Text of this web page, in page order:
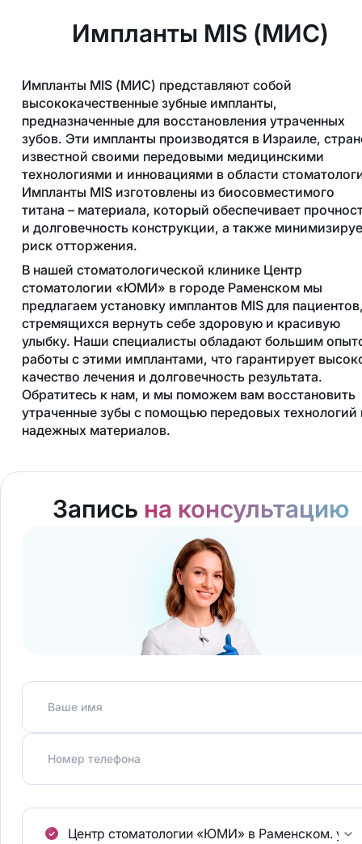
Импланты MIS (МИС)
Импланты MIS (МИС) представляют собой
высококачественные зубные импланты,
предназначенные для восстановления утраченных
зубов. Эти импланты производятся в Израиле,
известной своими передовыми медицинскими
технологиями и инновациями в области
Импланты MIS изготовлены из биосовместимого
титана – материала, который обеспечивает
и долговечность конструкции, а также
риск отторжения.
В нашей стоматологической клинике Центр
стоматологии «ЮМИ» в городе Раменском мы
предлагаем установку имплантов MIS для
стремящихся вернуть себе здоровую и красивую
улыбку. Наши специалисты обладают большим
работы с этими имплантами, что гарантирует
качество лечения и долговечность результата.
Обратитесь к нам, и мы поможем вам восстановить
утраченные зубы с помощью передовых технологий
надежных материалов.
Запись на консультацию
Ваше имя
Номер телефона
Центр стоматологии «ЮМИ» в Раменском. ул.